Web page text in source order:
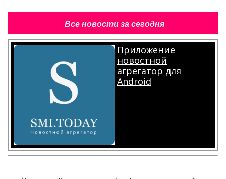
Все новости за сегодня
Приложение
новостной
агрегатор для
Android
.